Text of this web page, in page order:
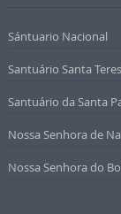
Sántuario Nacional
Santuário Santa
Santuário da Santa
Nossa Senhora de
Nossa Senhora do